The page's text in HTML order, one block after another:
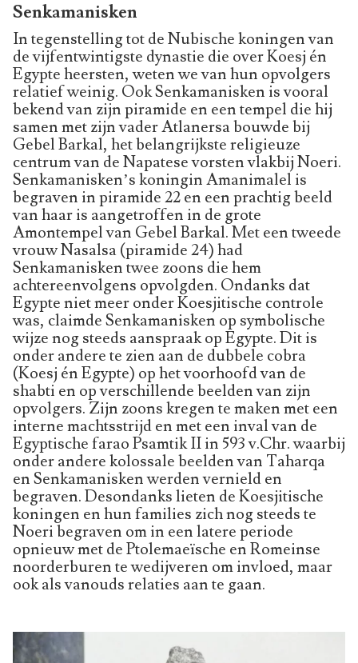
Senkamanisken
In tegenstelling tot de Nubische koningen van
de vijfentwintigste dynastie die over Koesj én
Egypte heersten, weten we van hun opvolgers
relatief weinig. Ook Senkamanisken is vooral
bekend van zijn piramide en een tempel die hij
samen met zijn vader Atlanersa bouwde bij
Gebel Barkal, het belangrijkste religieuze
centrum van de Napatese vorsten vlakbij Noeri.
Senkamanisken’s koningin Amanimalel is
begraven in piramide 22 en een prachtig beeld
van haar is aangetroffen in de grote
Amontempel van Gebel Barkal. Met een tweede
vrouw Nasalsa (piramide 24) had
Senkamanisken twee zoons die hem
achtereenvolgens opvolgden. Ondanks dat
Egypte niet meer onder Koesjitische controle
was, claimde Senkamanisken op symbolische
wijze nog steeds aanspraak op Egypte. Dit is
onder andere te zien aan de dubbele cobra
(Koesj én Egypte) op het voorhoofd van de
shabti en op verschillende beelden van zijn
opvolgers. Zijn zoons kregen te maken met een
interne machtsstrijd en met een inval van de
Egyptische farao Psamtik II in 593 v.Chr. waarbij
onder andere kolossale beelden van Taharqa
en Senkamanisken werden vernield en
begraven. Desondanks lieten de Koesjitische
koningen en hun families zich nog steeds te
Noeri begraven om in een latere periode
opnieuw met de Ptolemaeïsche en Romeinse
noorderburen te wedijveren om invloed, maar
ook als vanouds relaties aan te gaan.